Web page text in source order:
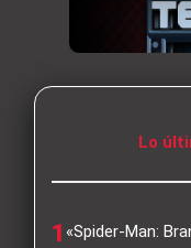
Lo
1 «Spider-Man: